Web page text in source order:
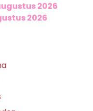
2026
2026